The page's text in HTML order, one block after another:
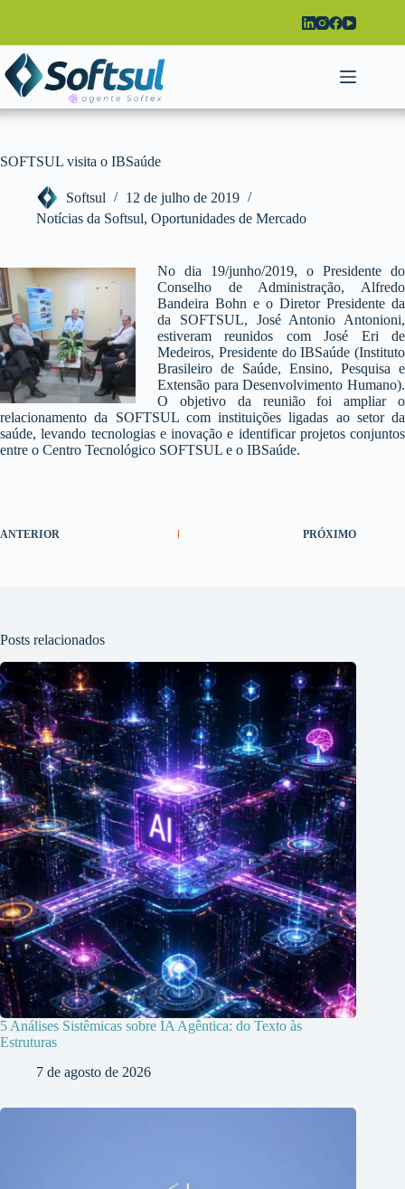
conteúdo
SOFTSUL visita o IBSaúde
Softsul
12 de julho de 2019
Notícias da Softsul, Oportunidades de Mercado
No dia 19/junho/2019, o Presidente do
Conselho de Administração, Alfredo
Bandeira Bohn e o Diretor Presidente da
da SOFTSUL, José Antonio Antonioni,
estiveram reunidos com José Eri de
Medeiros, Presidente do IBSaúde (Instituto
Brasileiro de Saúde, Ensino, Pesquisa e
Extensão para Desenvolvimento Humano).
O objetivo da reunião foi ampliar o
relacionamento da SOFTSUL com instituições ligadas ao setor da
saúde, levando tecnologias e inovação e identificar projetos conjuntos
entre o Centro Tecnológico SOFTSUL e o IBSaúde.
ANTERIOR PRÓXIMO
Posts relacionados
5 Análises Sistêmicas sobre IA Agêntica: do Texto às
Estruturas
7 de agosto de 2026